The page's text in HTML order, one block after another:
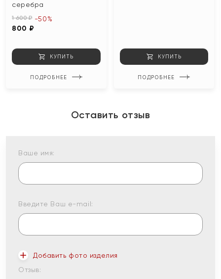
серебра
1 600 ₽
800 ₽
-50%
КУПИТЬ
ПОДРОБНЕЕ
КУПИТЬ
ПОДРОБНЕЕ
Оставить отзыв
Ваше имя:
Введите Ваш e-mail:
Добавить фото изделия
Отзыв: